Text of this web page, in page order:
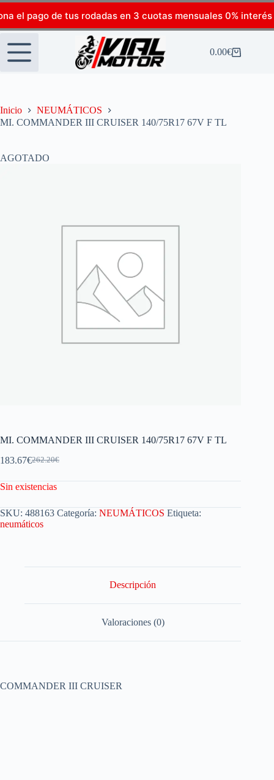
el pago de tus rodadas en 3 cuotas mensuales 0% interés
0.00€
Inicio
NEUMÁTICOS
MI. COMMANDER III CRUISER 140/75R17 67V F TL
AGOTADO
MI. COMMANDER III CRUISER 140/75R17 67V F TL
262.20€
183.67€
Sin existencias
SKU: 488163 Categoría: NEUMÁTICOS Etiqueta:
neumáticos
Descripción
Valoraciones (0)
COMMANDER III CRUISER